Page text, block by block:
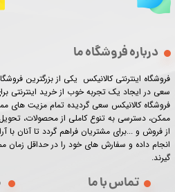
درباره فروشگاه ما
فروشگاه اینترنتی کالانیکس یکی از بزرگترین
سعی در ایجاد یک تجربه خوب از خرید اینترنتی
فروشگاه کالانیکس سعی گردیده تمام مزیت های
ممکن، دسترسی به تنوع کاملی از محصولات،
از فروش و ...برای مشتریان فراهم گردد تا آنان با
انجام داده و سفارش های خود را در حداقل زمان
گیرند.​​​​​​​
تماس با ما